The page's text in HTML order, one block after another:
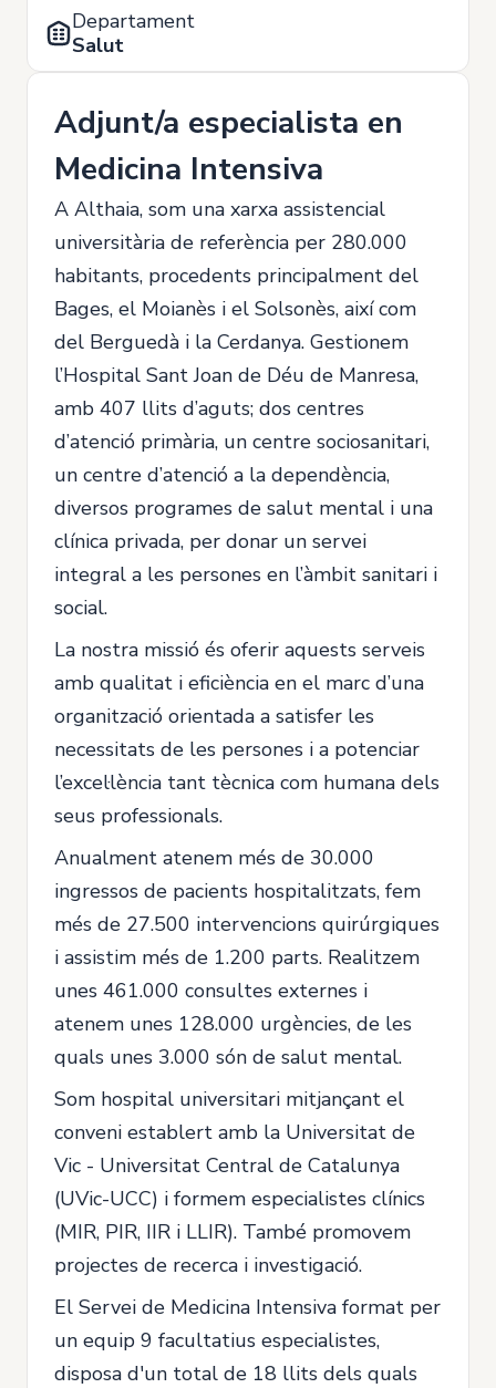
Departament
Salut
Adjunt/a especialista en
Medicina Intensiva
A Althaia, som una xarxa assistencial
universitària de referència per 280.000
habitants, procedents principalment del
Bages, el Moianès i el Solsonès, així com
del Berguedà i la Cerdanya. Gestionem
l’Hospital Sant Joan de Déu de Manresa,
amb 407 llits d’aguts; dos centres
d’atenció primària, un centre sociosanitari,
un centre d’atenció a la dependència,
diversos programes de salut mental i una
clínica privada, per donar un servei
integral a les persones en l’àmbit sanitari i
social.
La nostra missió és oferir aquests serveis
amb qualitat i eficiència en el marc d’una
organització orientada a satisfer les
necessitats de les persones i a potenciar
l’excel·lència tant tècnica com humana dels
seus professionals.
Anualment atenem més de 30.000
ingressos de pacients hospitalitzats, fem
més de 27.500 intervencions quirúrgiques
i assistim més de 1.200 parts. Realitzem
unes 461.000 consultes externes i
atenem unes 128.000 urgències, de les
quals unes 3.000 són de salut mental.
Som hospital universitari mitjançant el
conveni establert amb la Universitat de
Vic - Universitat Central de Catalunya
(UVic-UCC) i formem especialistes clínics
(MIR, PIR, IIR i LLIR). També promovem
projectes de recerca i investigació.
El Servei de Medicina Intensiva format per
un equip 9 facultatius especialistes,
disposa d'un total de 18 llits dels quals